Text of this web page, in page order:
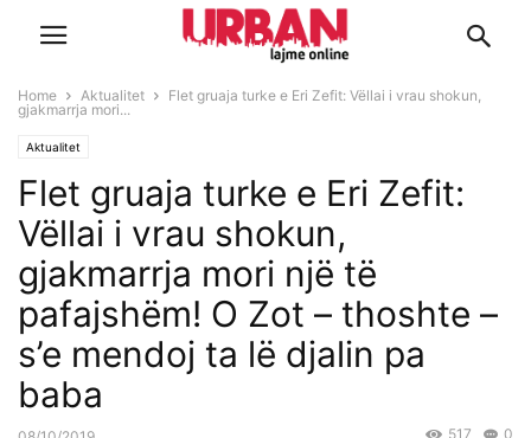
Home Aktualitet
Flet gruaja turke e Eri Zefit: Vëllai i vrau shokun,
gjakmarrja mori...
Aktualitet
Flet gruaja turke e Eri Zefit:
Vëllai i vrau shokun,
gjakmarrja mori një të
pafajshëm! O Zot – thoshte –
s’e mendoj ta lë djalin pa
baba
0
517